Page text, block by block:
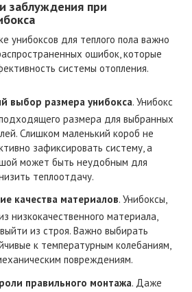
заблуждения при
унибоксов для теплого пола важно
ошибок, которые
системы отопления.
выбор размера унибокса. Унибокс
размера для выбранных
Слишком маленький короб не
зафиксировать систему, а
может быть неудобным для
теплоотдачу.
качества материалов. Унибоксы,
низкокачественного материала,
из строя. Важно выбирать
к температурным колебаниям,
повреждениям.
правильного монтажа. Даже